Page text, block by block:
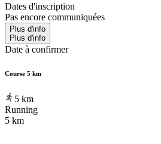
Dates d'inscription
Pas encore communiquées
Plus d'info
Plus d'info
Date à confirmer
Course 5 km
5 km
Running
5 km